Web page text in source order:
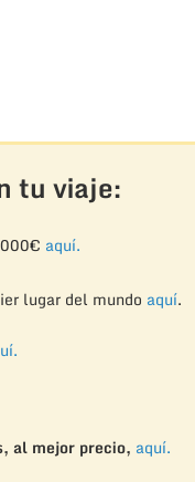
tu viaje:
aquí.
lugar del mundo aquí.
al mejor precio, aquí.